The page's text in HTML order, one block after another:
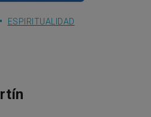
ESPIRITUALIDAD